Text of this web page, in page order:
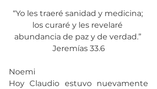
“Yo les traeré sanidad y medicina;
los curaré y les revelaré
abundancia de paz y de verdad.”
Jeremías 33.6
Noemi
Hoy Claudio estuvo nuevamente